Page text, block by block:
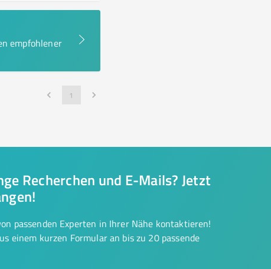
empfohlener
1
Recherchen und E-Mails? Jetzt
passenden Experten in Ihrer Nähe kontaktieren!
einem kurzen Formular an bis zu 20 passende